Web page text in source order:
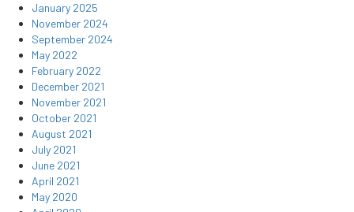
January 2025
November 2024
September 2024
May 2022
February 2022
December 2021
November 2021
October 2021
August 2021
July 2021
June 2021
April 2021
May 2020